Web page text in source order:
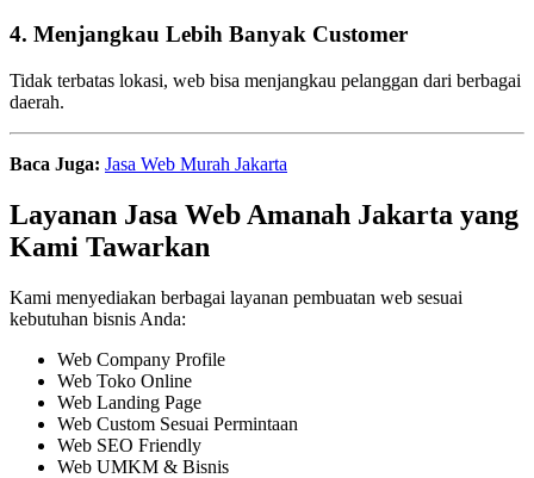
4. Menjangkau Lebih Banyak Customer
Tidak terbatas lokasi, web bisa menjangkau pelanggan dari berbagai
daerah.
Baca Juga: Jasa Web Murah Jakarta
Layanan Jasa Web Amanah Jakarta yang
Kami Tawarkan
Kami menyediakan berbagai layanan pembuatan web sesuai
kebutuhan bisnis Anda:
Web Company Profile
Web Toko Online
Web Landing Page
Web Custom Sesuai Permintaan
Web SEO Friendly
Web UMKM & Bisnis